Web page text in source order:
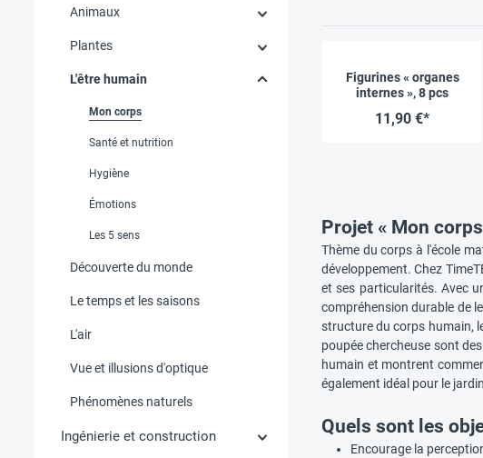
Animaux
Plantes
L'être humain
Mon corps
Santé et nutrition
Hygiène
Émotions
Les 5 sens
Découverte du monde
Le temps et les saisons
L'air
Vue et illusions d'optique
Phénomènes naturels
Ingénierie et construction
Figurines « organes
internes », 8 pcs
11,90 €*
Projet « Mon
Thème du corps à l'école
développement. Chez
et ses particularités. Avec
compréhension durable de
structure du corps humain,
poupée chercheuse sont
humain et montrent
également idéal pour le
Quels sont les
Encourage la